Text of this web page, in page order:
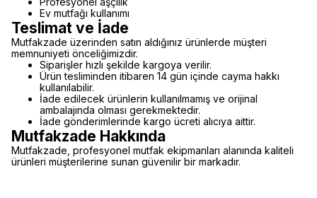
Ev mutfağı kullanımı
Teslimat ve İade
Mutfakzade üzerinden satın aldığınız ürünlerde müşteri
memnuniyeti önceliğimizdir.
Siparişler hızlı şekilde kargoya verilir.
Ürün tesliminden itibaren 14 gün içinde cayma hakkı
kullanılabilir.
İade edilecek ürünlerin kullanılmamış ve orijinal
ambalajında olması gerekmektedir.
İade gönderimlerinde kargo ücreti alıcıya aittir.
Mutfakzade Hakkında
Mutfakzade, profesyonel mutfak ekipmanları alanında kaliteli
ürünleri müşterilerine sunan güvenilir bir markadır.